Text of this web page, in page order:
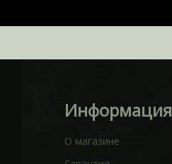
Информация
О магазине